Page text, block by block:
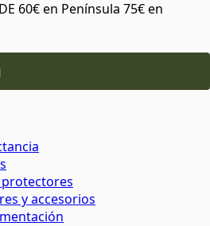
60€ en Península 75€ en
protectores
y accesorios